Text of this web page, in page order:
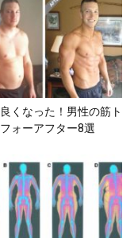
くなった！男性の筋ト
ォーアフター8選